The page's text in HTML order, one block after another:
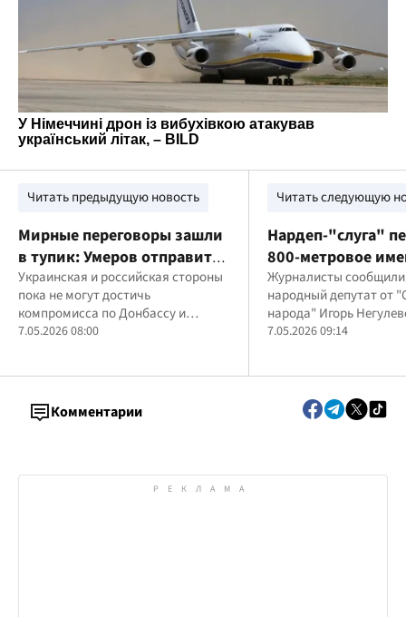
Читать предыдущую новость
Мирные переговоры зашли
в тупик: Умеров отправится
в США на встречу с
Уиткоффом
Украинская и российская стороны
пока не могут достичь
компромисса по Донбассу и
гарантиям безопасности
7.05.2026 08:00
Читать следующую
Нардеп-"слуга"
800-метровое
Киевом
подозрения в
Журналисты
народный депутат от
народа" Игорь
арендует роскошное
7.05.2026 09:14
Комментарии